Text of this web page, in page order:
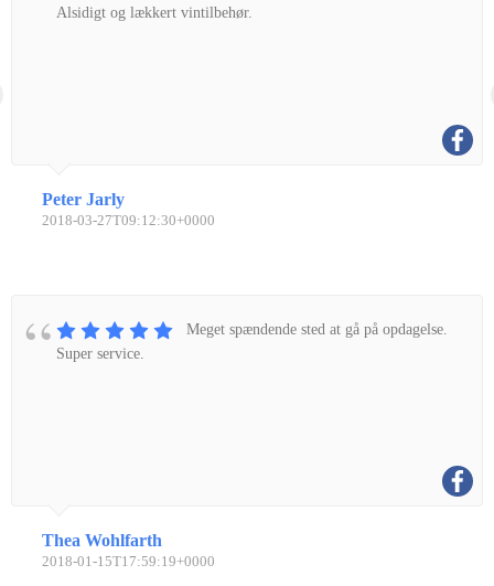
Alsidigt og lækkert vintilbehør.
Peter Jarly
2018-03-27T09:12:30+0000
Meget spændende sted at gå på opdagelse.
Super service.
Thea Wohlfarth
2018-01-15T17:59:19+0000